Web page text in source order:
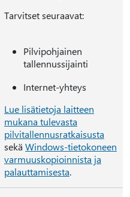
Tarvitset seuraavat:
Pilvipohjainen
tallennussijainti
Internet-yhteys
Lue lisätietoja laitteen
mukana tulevasta
pilvitallennusratkaisusta
sekä Windows-tietokoneen
varmuuskopioinnista ja
palauttamisesta.